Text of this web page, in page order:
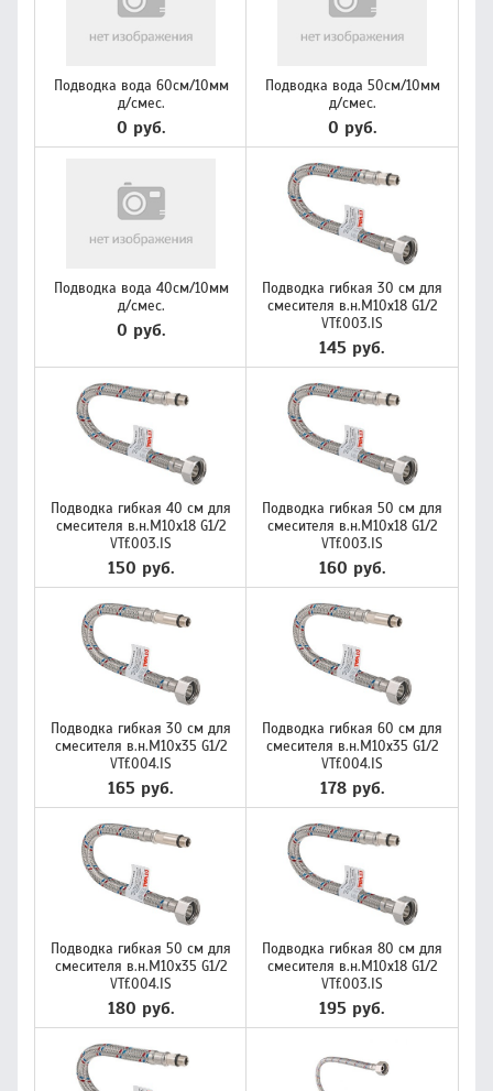
Подводка вода 60см/10мм
д/смес.
0 руб.
Подводка вода 50см/10мм
д/смес.
0 руб.
Подводка вода 40см/10мм
д/смес.
0 руб.
Подводка гибкая 30 см для
смесителя в.н.М10х18 G1/2
VTf.003.IS
145 руб.
Подводка гибкая 40 см для
смесителя в.н.М10х18 G1/2
VTf.003.IS
150 руб.
Подводка гибкая 50 см для
смесителя в.н.М10х18 G1/2
VTf.003.IS
160 руб.
Подводка гибкая 30 см для
смесителя в.н.М10х35 G1/2
VTf.004.IS
165 руб.
Подводка гибкая 60 см для
смесителя в.н.М10х35 G1/2
VTf.004.IS
178 руб.
Подводка гибкая 50 см для
смесителя в.н.М10х35 G1/2
VTf.004.IS
180 руб.
Подводка гибкая 80 см для
смесителя в.н.М10х18 G1/2
VTf.003.IS
195 руб.